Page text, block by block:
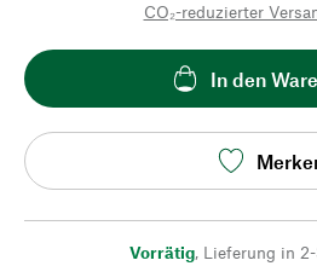
CO₂-reduzierter
In den
Vorrätig, Lieferung in